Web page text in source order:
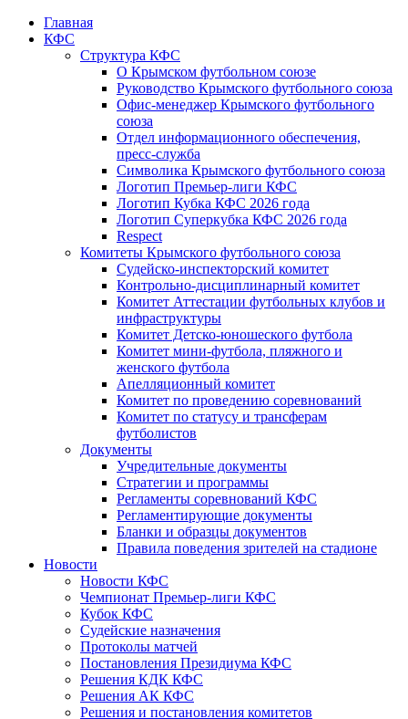
Главная
КФС
Структура КФС
О Крымском футбольном союзе
Руководство Крымского футбольного союза
Офис-менеджер Крымского футбольного
союза
Отдел информационного обеспечения,
пресс-служба
Символика Крымского футбольного союза
Логотип Премьер-лиги КФС
Логотип Кубка КФС 2026 года
Логотип Суперкубка КФС 2026 года
Respect
Комитеты Крымского футбольного союза
Судейско-инспекторский комитет
Контрольно-дисциплинарный комитет
Комитет Аттестации футбольных клубов и
инфраструктуры
Комитет Детско-юношеского футбола
Комитет мини-футбола, пляжного и
женского футбола
Апелляционный комитет
Комитет по проведению соревнований
Комитет по статусу и трансферам
футболистов
Документы
Учредительные документы
Стратегии и программы
Регламенты соревнований КФС
Регламентирующие документы
Бланки и образцы документов
Правила поведения зрителей на стадионе
Новости
Новости КФС
Чемпионат Премьер-лиги КФС
Кубок КФС
Судейские назначения
Протоколы матчей
Постановления Президиума КФС
Решения КДК КФС
Решения АК КФС
Решения и постановления комитетов